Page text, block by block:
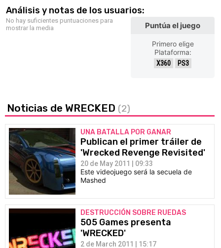
Análisis y notas de los usuarios:
No hay suficientes puntuaciones para
mostrar la media
Puntúa el juego
Primero elige
Plataforma:
X360 PS3
Noticias de WRECKED (2)
UNA BATALLA POR GANAR
Publican el primer tráiler de
'Wrecked Revenge Revisited'
20 de May 2011 | 09:33
Este videojuego será la secuela de
Mashed
DESTRUCCIÓN SOBRE RUEDAS
505 Games presenta
'WRECKED'
2 de March 2011 | 15:17